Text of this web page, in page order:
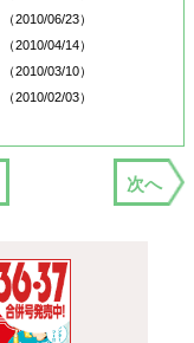
（2010/06/23）
（2010/04/14）
（2010/03/10）
（2010/02/03）
次へ